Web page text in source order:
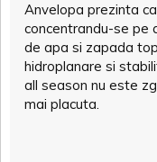
Anvelopa prezinta
concentrandu-se pe
de apa si zapada
hidroplanare si
all season nu este
mai placuta.